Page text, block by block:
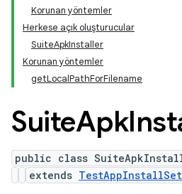
Korunan yöntemler
Herkese açık oluşturucular
SuiteApkInstaller
Korunan yöntemler
getLocalPathForFilename
SuiteApk
public class
extends